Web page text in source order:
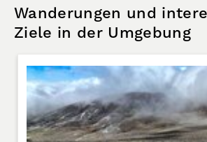
Wanderungen und
Ziele in der Umgebung